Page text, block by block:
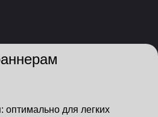
оптимально для легких